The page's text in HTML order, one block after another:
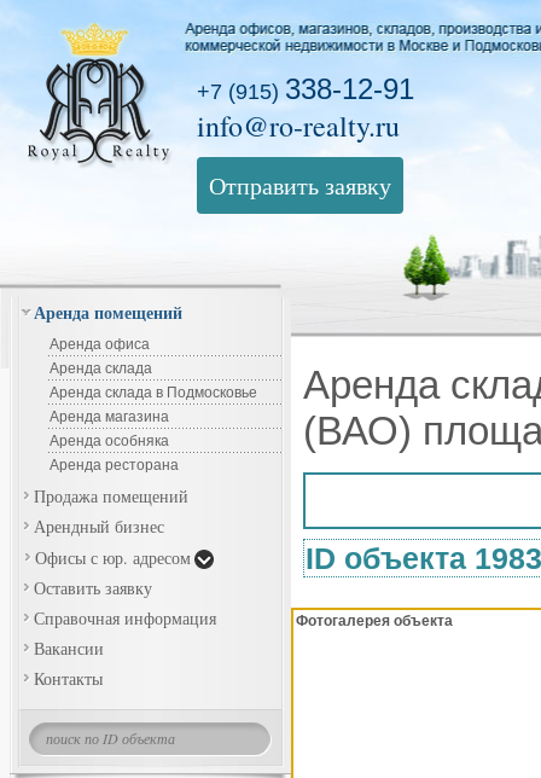
+7 (915) 338-12-91
info@ro-realty.ru
Отправить заявку
Аренда помещений
Аренда офиса
Аренда склада
Аренда склада в Подмосковье
Аренда магазина
Аренда особняка
Аренда ресторана
Продажа помещений
Арендный бизнес
Офисы с юр. адресом
Оставить заявку
Справочная информация
Вакансии
Контакты
Аренда
(ВАО)
ID объекта
Фотогалерея объекта